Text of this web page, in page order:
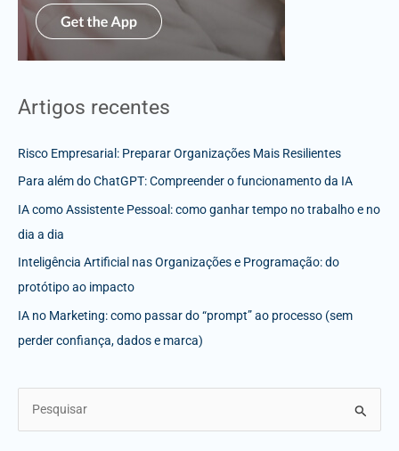
Artigos recentes
Risco Empresarial: Preparar Organizações Mais Resilientes
Para além do ChatGPT: Compreender o funcionamento da IA
IA como Assistente Pessoal: como ganhar tempo no trabalho e no
dia a dia
Inteligência Artificial nas Organizações e Programação: do
protótipo ao impacto
IA no Marketing: como passar do “prompt” ao processo (sem
perder confiança, dados e marca)